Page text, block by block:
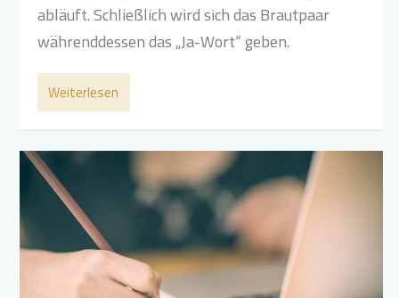
abläuft. Schließlich wird sich das Brautpaar
währenddessen das „Ja-Wort“ geben.
Weiterlesen